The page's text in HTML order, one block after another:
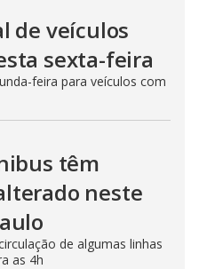
de veículos
sexta-feira
feira para veículos com
têm
neste
de algumas linhas
as 4h